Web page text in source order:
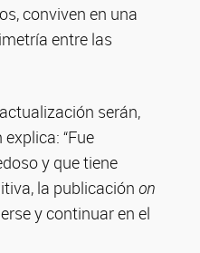
conviven en una
entre las
serán,
“Fue
y que tiene
la publicación on
y continuar en el